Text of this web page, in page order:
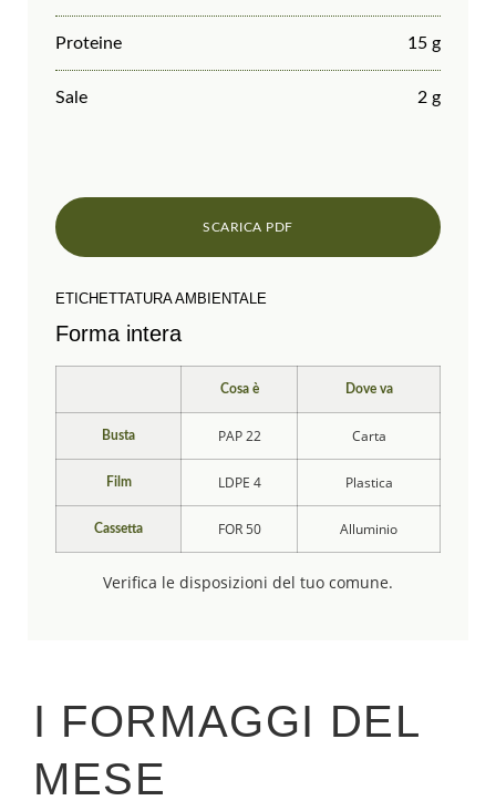
Proteine 15 g
Sale 2 g
ETICHETTATURA AMBIENTALE
Forma intera
Cosa è Dove va
Busta PAP 22 Carta
Film LDPE 4 Plastica
Cassetta FOR 50 Alluminio
Verifica le disposizioni del tuo comune.
I FORMAGGI DEL
MESE